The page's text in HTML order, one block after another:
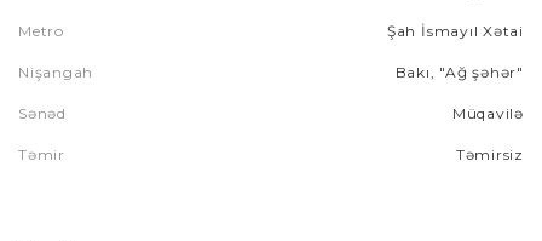
Metro Şah İsmayıl Xətai
Nişangah Bakı, "Ağ şəhər"
Sənəd Müqavilə
Təmir Təmirsiz